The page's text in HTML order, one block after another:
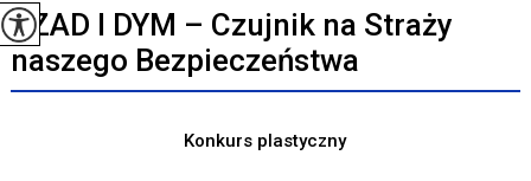
CZAD I DYM – Czujnik na Straży
naszego Bezpieczeństwa
Konkurs plastyczny